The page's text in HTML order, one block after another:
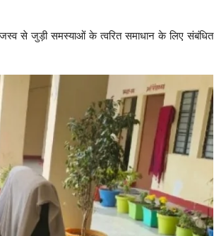
से जुड़ी समस्याओं के त्वरित समाधान के लिए संबंधित